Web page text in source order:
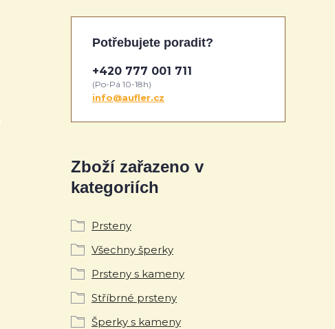
Zboží zařazeno v
kategoriích
Prsteny
Všechny šperky
Prsteny s kameny
Stříbrné prsteny
Šperky s kameny
Potřebujete poradit?
+420 777 001 711
(Po-Pá 10-18h)
info@aufler.cz